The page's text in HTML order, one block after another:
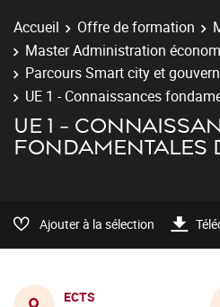
Accueil Offre de formation
Master Administration
Parcours Smart city et
UE 1 - Connaissances
UE 1 -
FONDAMENTALES
Ajouter à la sélection
ECTS